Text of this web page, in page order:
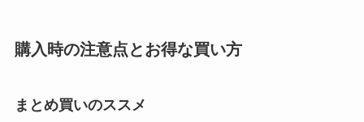
購入時の注意点とお得な買い方
まとめ買いのススメ